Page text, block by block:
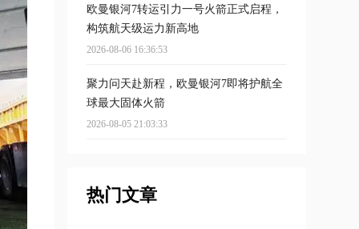
欧曼银河7转运引力一号火箭正式启程，
构筑航天级运力新高地
2026-08-06 16:36:53
聚力问天赴新程，欧曼银河7即将护航全
球最大固体火箭
2026-08-05 21:03:33
热门文章